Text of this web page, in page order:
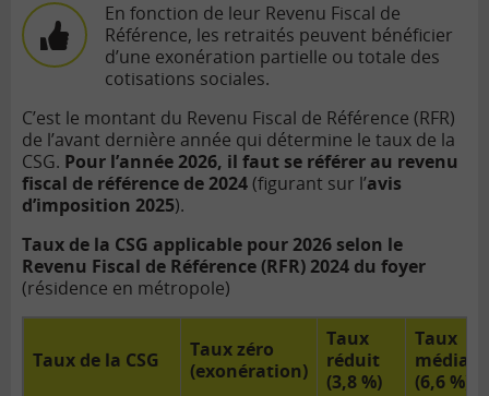
En fonction de leur Revenu Fiscal de
Référence, les retraités peuvent bénéficier
d’une exonération partielle ou totale des
cotisations sociales.
C’est le montant du Revenu Fiscal de Référence (RFR)
de l’avant dernière année qui détermine le taux de la
CSG. Pour l’année 2026, il faut se référer au revenu
fiscal de référence de 2024(figurant sur l’avis
d’imposition 2025).
Taux de la CSG applicable pour 2026 selon le
Revenu Fiscal de Référence (RFR) 2024 du foyer
(résidence en métropole)
Taux de la CSG
Taux zéro
(exonération)
Taux
réduit
(3,8 %)
Taux
médian
(6,6 %)